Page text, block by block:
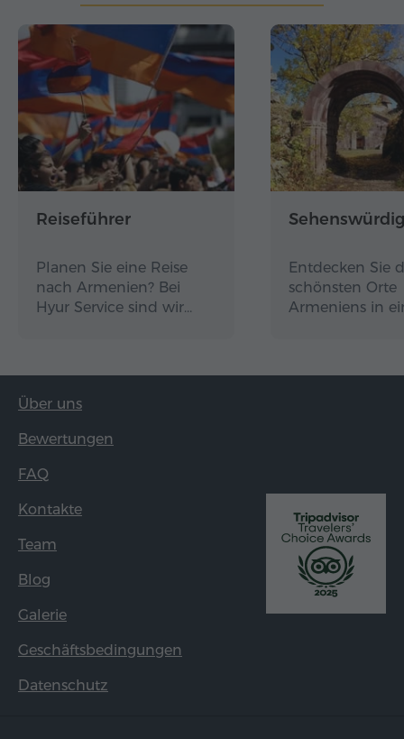
Reiseführer
Planen Sie eine Reise
nach Armenien? Bei
Hyur Service sind wir…
Entdecken Sie
schönsten Orte
Armeniens in
Über uns
Bewertungen
FAQ
Kontakte
Team
Blog
Galerie
Geschäftsbedingungen
Datenschutz